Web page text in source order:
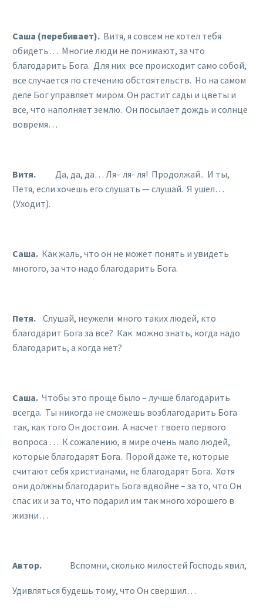
Саша (перебивает). Витя, я совсем не хотел тебя
обидеть… Многие люди не понимают, за что
благодарить Бога. Для них все происходит само собой,
все случается по стечению обстоятельств. Но на самом
деле Бог управляет миром. Он растит сады и цветы и
все, что наполняет землю. Он посылает дождь и солнце
вовремя…
Витя. Да, да, да… Ля– ля- ля! Продолжай.. И ты,
Петя, если хочешь его слушать — слушай. Я ушел…
(Уходит).
Саша. Как жаль, что он не может понять и увидеть
многого, за что надо благодарить Бога.
Петя. Слушай, неужели много таких людей, кто
благодарит Бога за все? Как можно знать, когда надо
благодарить, а когда нет?
Саша. Чтобы это проще было – лучше благодарить
всегда. Ты никогда не сможешь возблагодарить Бога
так, как того Он достоин. А насчет твоего первого
вопроса … К сожалению, в мире очень мало людей,
которые благодарят Бога. Порой даже те, которые
считают себя христианами, не благодарят Бога. Хотя
они должны благодарить Бога вдвойне – за то, что Он
спас их и за то, что подарил им так много хорошего в
жизни…
Автор. Вспомни, сколько милостей Господь явил,
Удивляться будешь тому, что Он свершил…